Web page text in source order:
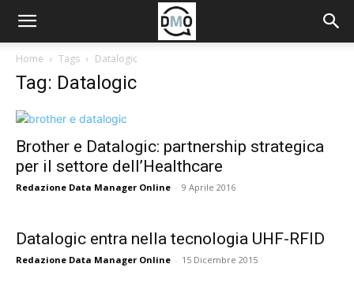
Home Tags Datalogic
Tag: Datalogic
Brother e Datalogic: partnership strategica
per il settore dell’Healthcare
Redazione Data Manager Online - 9 Aprile 2016
Datalogic entra nella tecnologia UHF-RFID
Redazione Data Manager Online - 15 Dicembre 2015